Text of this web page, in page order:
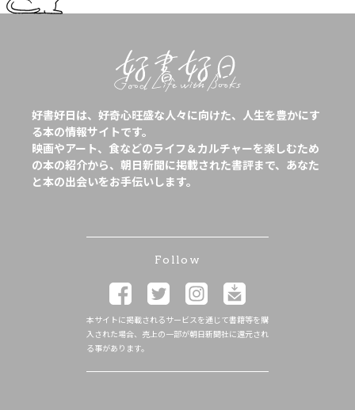
好書好日は、好奇心旺盛な人々に向けた、人生を豊かにす
る本の情報サイトです。
映画やアート、食などのライフ＆カルチャーを楽しむため
の本の紹介から、朝日新聞に掲載された書評まで、あなた
と本の出会いをお手伝いします。
Follow
本サイトに掲載されるサービスを通じて書籍等を購
入された場合、売上の一部が朝日新聞社に還元され
る事があります。